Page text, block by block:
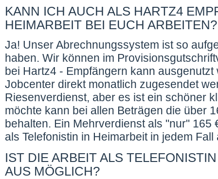
KANN ICH AUCH ALS HARTZ4
HEIMARBEIT BEI EUCH ARBEITEN?
Ja! Unser Abrechnungssystem ist so
haben. Wir können im
bei Hartz4 - Empfängern kann
Jobcenter direkt monatlich zugesendet
Riesenverdienst, aber es ist ein schöner
möchte kann bei allen Beträgen die über
behalten. Ein Mehrverdienst als "nur"
als Telefonistin in Heimarbeit in jedem
IST DIE ARBEIT ALS
AUS MÖGLICH?